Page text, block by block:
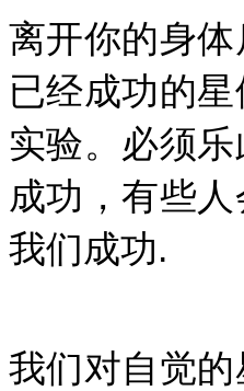
离开你的身
已经成功的
实验。必须
成功，有些
我们成功.
我们对自觉